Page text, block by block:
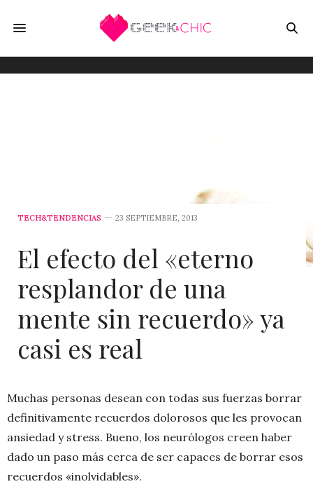
TECH&TENDENCIAS 23 SEPTIEMBRE, 2013
El efecto del «eterno
resplandor de una
mente sin recuerdo» ya
casi es real
Muchas personas desean con todas sus fuerzas borrar
definitivamente recuerdos dolorosos que les provocan
ansiedad y stress. Bueno, los neurólogos creen haber
dado un paso más cerca de ser capaces de borrar esos
recuerdos «inolvidables».